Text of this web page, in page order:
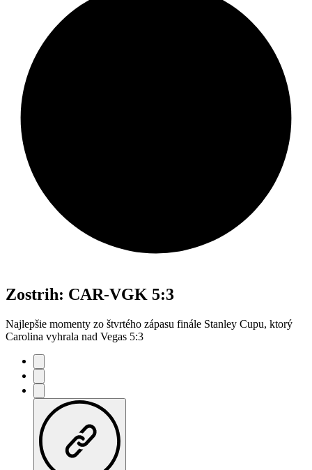
Zostrih: CAR-VGK 5:3
Najlepšie momenty zo štvrtého zápasu finále Stanley Cupu, ktorý
Carolina vyhrala nad Vegas 5:3